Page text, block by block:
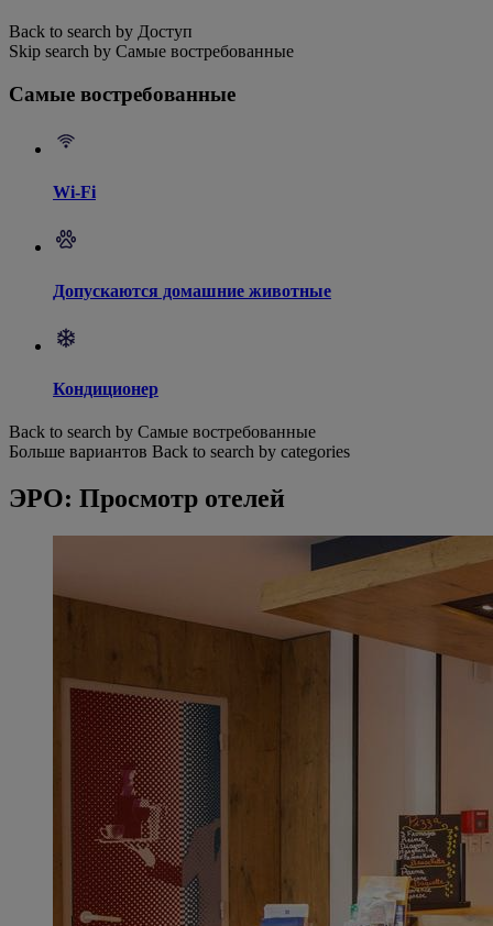
Back to search by Доступ
Skip search by Самые востребованные
Самые востребованные
Wi-Fi
Допускаются домашние животные
Кондиционер
Back to search by Самые востребованные
Больше вариантов Back to search by categories
ЭРО: Просмотр отелей